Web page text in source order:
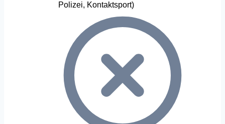
Polizei, Kontaktsport)